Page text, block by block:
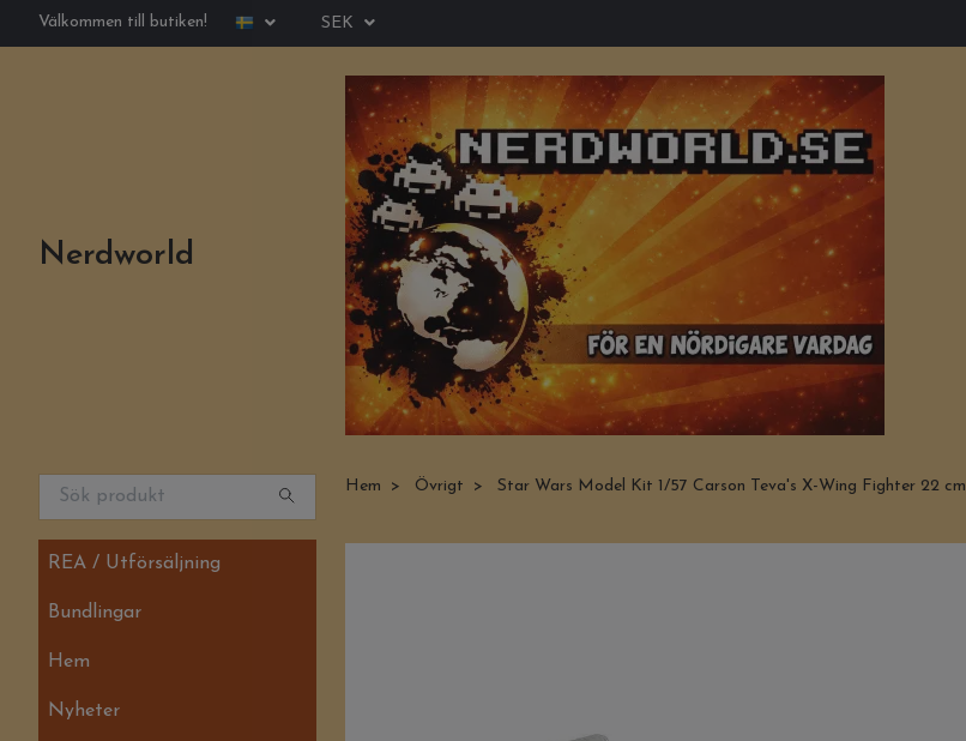
Välkommen till butiken! SEK
Nerdworld
REA / Utförsäljning
Bundlingar
Hem
Nyheter
Hem Övrigt Star Wars Model Kit 1/57 Carson Teva's X-Wing Fighter 22 cm